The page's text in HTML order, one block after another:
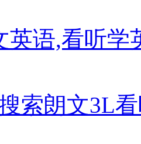
英语,看听学
索朗文3L